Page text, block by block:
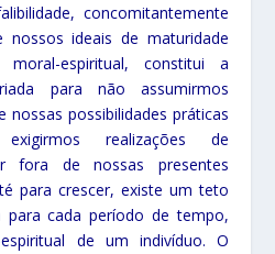
concomitantemente
ideais de maturidade
espiritual, constitui a
para não assumirmos
nossas possibilidades práticas
realizações de
fora de nossas presentes
para crescer, existe um teto
para cada período de tempo,
de um indivíduo. O